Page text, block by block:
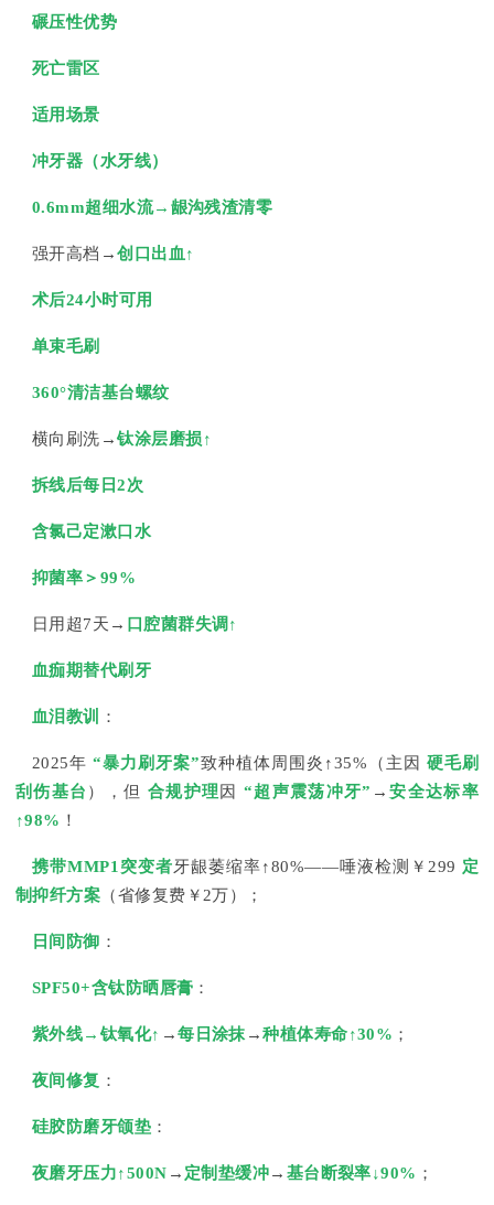
碾压性优势
死亡雷区
适用场景
冲牙器（水牙线）
0.6mm超细水流→龈沟残渣清零
强开高档→创口出血↑
术后24小时可用
单束毛刷
360°清洁基台螺纹
横向刷洗→钛涂层磨损↑
拆线后每日2次
含氯己定漱口水
抑菌率＞99%
日用超7天→ 口腔菌群失调↑
血痂期替代刷牙
血泪教训 ：
2025年“暴力刷牙案”致种植体周围炎↑35%（主因 硬毛刷
刮伤基台 ），但 合规护理因 “超声震荡冲牙” → 安全达标率
↑98% ！
携带MMP1突变者牙龈萎缩率↑80%——唾液检测￥299 定
制抑纤方案 （省修复费￥2万）；
日间防御 ：
SPF50+含钛防晒唇膏 ：
紫外线→钛氧化↑ →每日涂抹→种植体寿命↑30% ；
夜间修复 ：
硅胶防磨牙颌垫 ：
夜磨牙压力↑500N → 定制垫缓冲→ 基台断裂率↓90% ；